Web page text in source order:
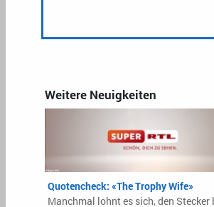
Weitere Neuigkeiten
Quotencheck: «The Trophy Wife»
Manchmal lohnt es sich, den Stecker